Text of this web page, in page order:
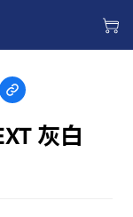
灰白